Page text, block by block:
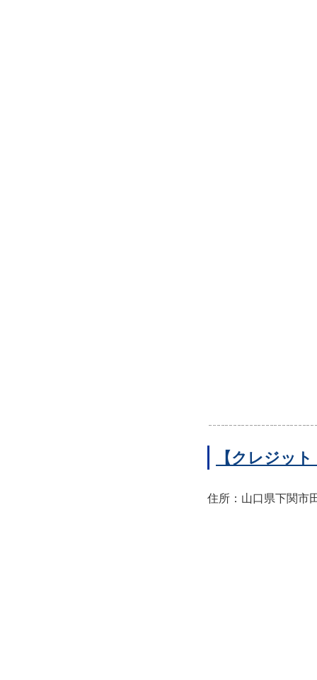
【クレジッ
住所：山口県下関市